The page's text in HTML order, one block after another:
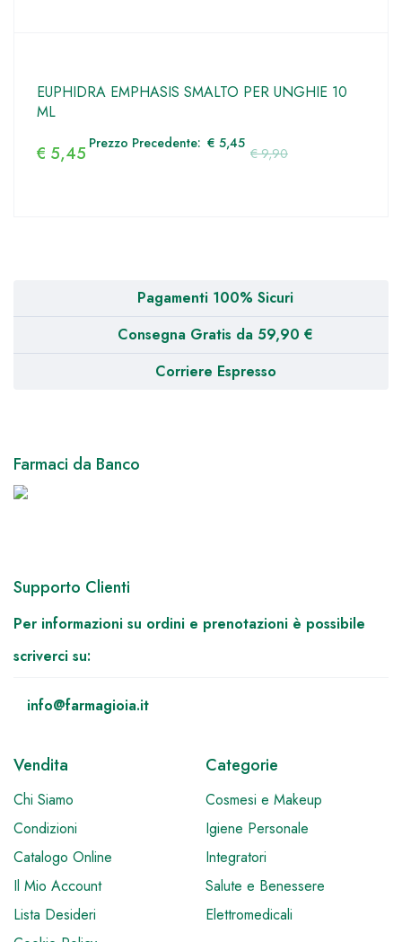
EUPHIDRA EMPHASIS SMALTO PER UNGHIE 10
ML
€9,90
€ 5,45 Prezzo Precedente: € 5,45
Pagamenti 100% Sicuri
Consegna Gratis da 59,90 €
Corriere Espresso
Farmaci da Banco
Supporto Clienti
Per informazioni su ordini e prenotazioni è possibile
scriverci su:
info@farmagioia.it
Vendita
Chi Siamo
Condizioni
Catalogo Online
Il Mio Account
Lista Desideri
Categorie
Cosmesi e Makeup
Igiene Personale
Integratori
Salute e Benessere
Elettromedicali